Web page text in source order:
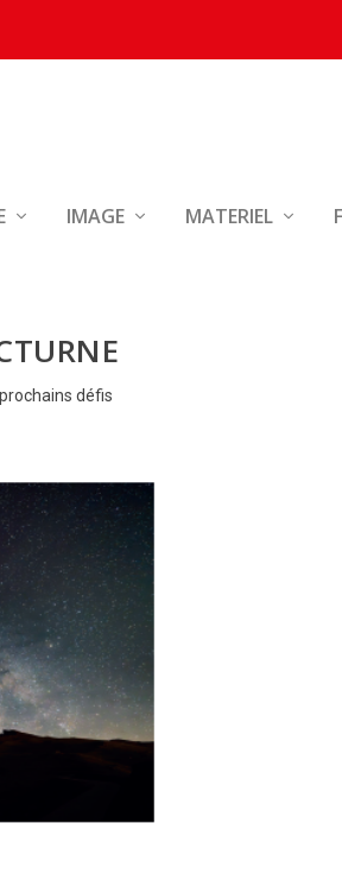
IMAGE MATERIEL
défis